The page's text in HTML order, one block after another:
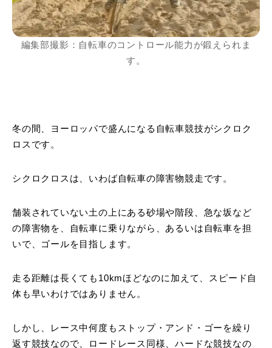
編集部撮影：自転車のコントロール能力が鍛えられま
す。
冬の間、ヨーロッパで盛んになる自転車競技がシクロク
ロスです。
シクロクロスは、いわば自転車の障害物競走です。
舗装されていない土の上にある砂場や階段、急な坂など
の障害物を、自転車に乗りながら、あるいは自転車を担
いで、ゴールを目指します。
走る距離は長くても10kmほどなのに加えて、スピード自
体も早いわけではありません。
しかし、レース中何度もストップ・アンド・ゴーを繰り
返す競技なので、ロードレース同様、ハードな競技なの